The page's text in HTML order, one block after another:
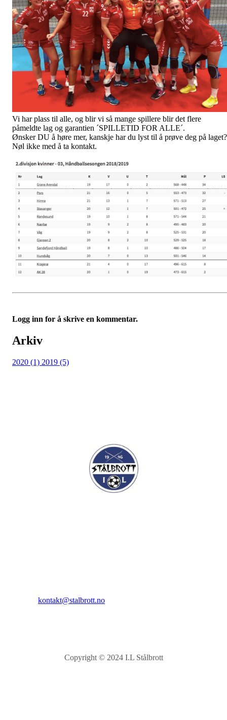
Vi har plass til alle, og blir vi så mange spillere blir det flere
påmeldte lag og garantien ´SPILLETID FOR ALLE´.
Ønsker DU å høre mer, kanskje har du lyst til å prøve deg på laget?
Nøl ikke med å ta kontakt.
Logg inn for å skrive en kommentar.
Arkiv
2020 (1) 2019 (5)
kontakt@stalbrott.no
Copyright © 2024 I.L Stålbrott